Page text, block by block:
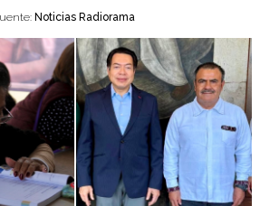
Noticias Radiorama